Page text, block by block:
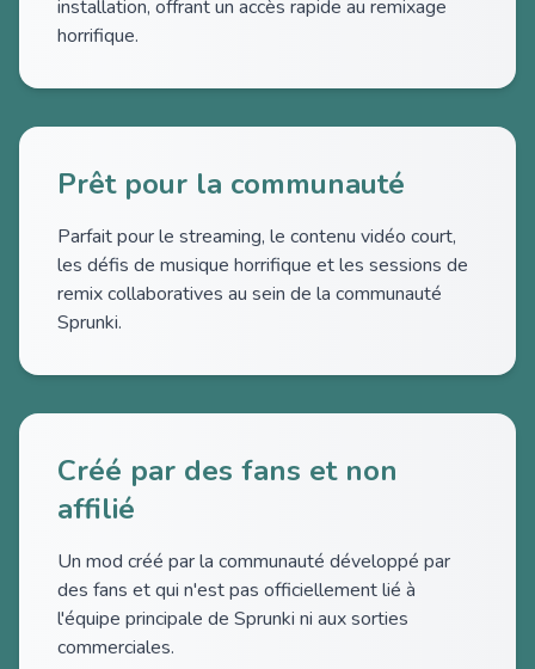
installation, offrant un accès rapide au remixage
horrifique.
Prêt pour la communauté
Parfait pour le streaming, le contenu vidéo court,
les défis de musique horrifique et les sessions de
remix collaboratives au sein de la communauté
Sprunki.
Créé par des fans et non
affilié
Un mod créé par la communauté développé par
des fans et qui n'est pas officiellement lié à
l'équipe principale de Sprunki ni aux sorties
commerciales.